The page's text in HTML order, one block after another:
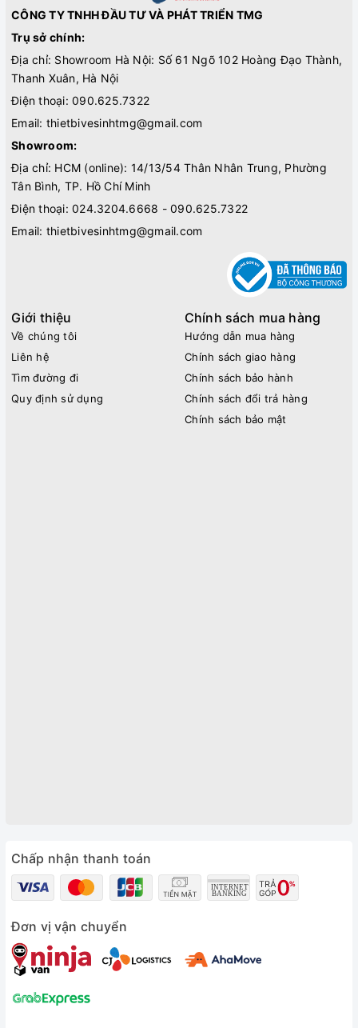
CÔNG TY TNHH ĐẦU TƯ VÀ PHÁT TRIỂN TMG
Trụ sở chính:
Địa chỉ: Showroom Hà Nội: Số 61 Ngõ 102 Hoàng Đạo Thành,
Thanh Xuân, Hà Nội
Điện thoại: 090.625.7322
Email: thietbivesinhtmg@gmail.com
Showroom:
Địa chỉ: HCM (online): 14/13/54 Thân Nhân Trung, Phường
Tân Bình, TP. Hồ Chí Minh
Điện thoại: 024.3204.6668 - 090.625.7322
Email: thietbivesinhtmg@gmail.com
Giới thiệu
Về chúng tôi
Liên hệ
Tìm đường đi
Quy định sử dụng
Chính sách mua hàng
Hướng dẫn mua hàng
Chính sách giao hàng
Chính sách bảo hành
Chính sách đổi trả hàng
Chính sách bảo mật
Chấp nhận thanh toán
Đơn vị vận chuyển